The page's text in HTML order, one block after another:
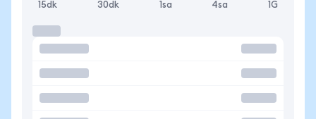
15dk 30dk 1sa 4sa 1G